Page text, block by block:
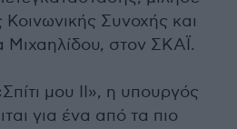
Συνοχής και
Μιχαηλίδου, στον ΣΚΑΪ.
μου ΙΙ», η υπουργός
για ένα από τα πιο